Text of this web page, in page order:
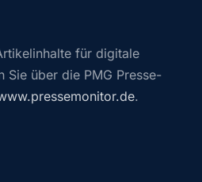
für digitale
Sie über die PMG Presse-
.